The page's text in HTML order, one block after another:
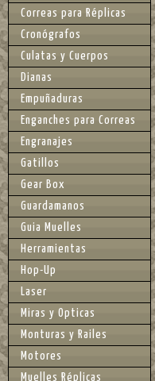
Correas para Réplicas
Cronógrafos
Culatas y Cuerpos
Dianas
Empuñaduras
Enganches para Correas
Engranajes
Gatillos
Gear Box
Guardamanos
Guia Muelles
Herramientas
Hop-Up
Laser
Miras y Opticas
Monturas y Railes
Motores
Muelles Réplicas